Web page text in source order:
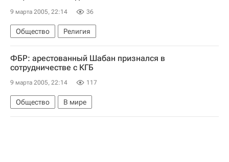
9 марта 2005, 22:14 36
Общество Религия
ФБР: арестованный Шабан признался в
сотрудничестве с КГБ
9 марта 2005, 22:14 117
Общество В мире